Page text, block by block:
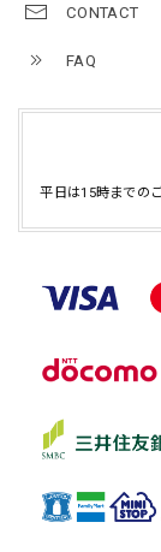
CONTACT
FAQ
平日は15時までの